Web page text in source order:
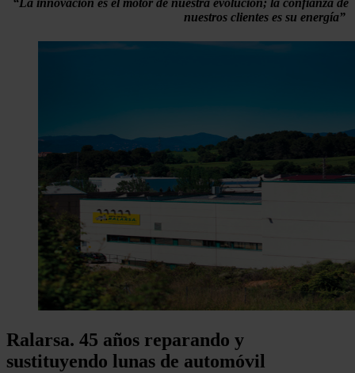
“La innovación es el motor de nuestra evolución; la confianza de
nuestros clientes es su energía”
Ralarsa. 45 años reparando y
sustituyendo lunas de automóvil